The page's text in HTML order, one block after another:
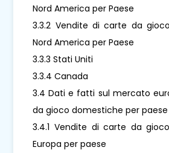
Nord America per Paese
3.3.2 Vendite di carte da
Nord America per Paese
3.3.3 Stati Uniti
3.3.4 Canada
3.4 Dati e fatti sul mercato
da gioco domestiche per paese
3.4.1 Vendite di carte da
Europa per paese